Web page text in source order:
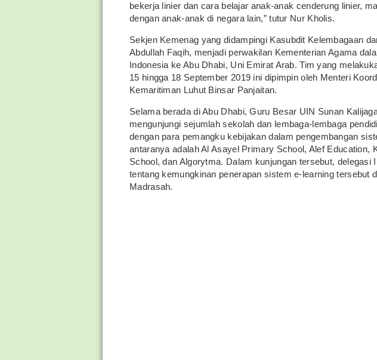
bekerja linier dan cara belajar anak-anak cenderung linier,
dengan anak-anak di negara lain,” tutur Nur Kholis.
Sekjen Kemenag yang didampingi Kasubdit Kelembagaan
Abdullah Faqih, menjadi perwakilan Kementerian Agama
Indonesia ke Abu Dhabi, Uni Emirat Arab. Tim yang
15 hingga 18 September 2019 ini dipimpin oleh Menteri
Kemaritiman Luhut Binsar Panjaitan.
Selama berada di Abu Dhabi, Guru Besar UIN Sunan
mengunjungi sejumlah sekolah dan lembaga-lembaga
dengan para pemangku kebijakan dalam pengembangan
antaranya adalah Al Asayel Primary School, Alef Education,
School, dan Algorytma. Dalam kunjungan tersebut, delegasi
tentang kemungkinan penerapan sistem e-learning tersebut
Madrasah.